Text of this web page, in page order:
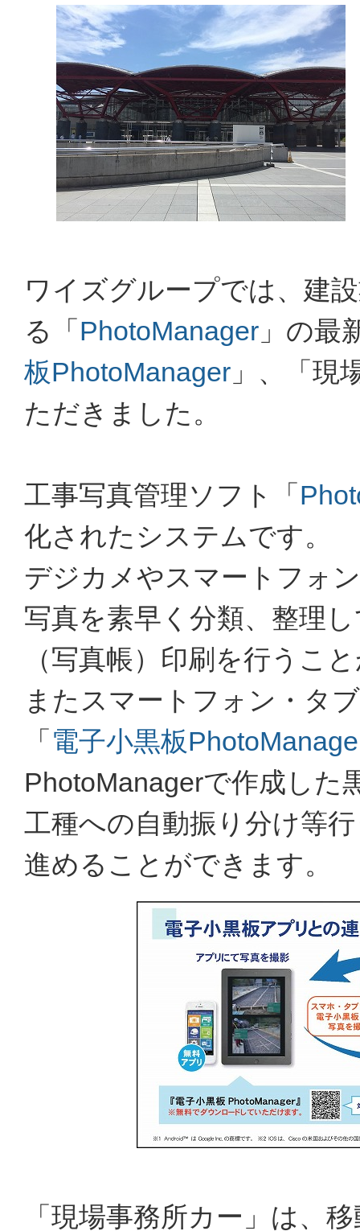
ワイズグループでは、建
る「 PhotoManager 」の最
板PhotoManager 」、「現
ただきました。
工事写真管理ソフト「
化されたシステムです。
デジカメやスマートフォ
写真を素早く分類、整理
（写真帳）印刷を行うこ
またスマートフォン・タ
「 電子小黒板
PhotoManagerで作成した
工種への自動振り分け等
進めることができます。
「現場事務所カー」は、